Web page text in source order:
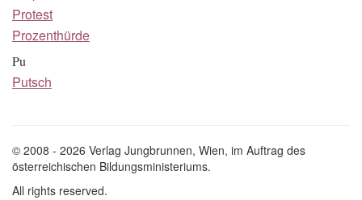
Protest
Prozenthürde
Pu
Putsch
© 2008 - 2026 Verlag Jungbrunnen, Wien, im Auftrag des
österreichischen Bildungsministeriums.
All rights reserved.